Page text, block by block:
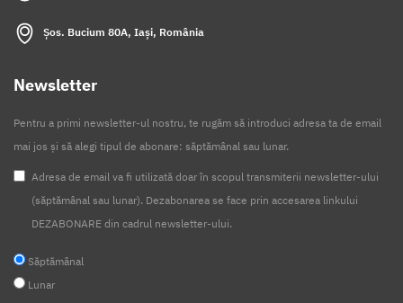
Șos. Bucium 80A, Iași, România
Newsletter
Pentru a primi newsletter-ul nostru, te rugăm să introduci adresa ta de email
mai jos și să alegi tipul de abonare: săptămânal sau lunar.
Adresa de email va fi utilizată doar în scopul transmiterii newsletter-ului
(săptămânal sau lunar). Dezabonarea se face prin accesarea linkului
DEZABONARE din cadrul newsletter-ului.
Săptămânal
Lunar